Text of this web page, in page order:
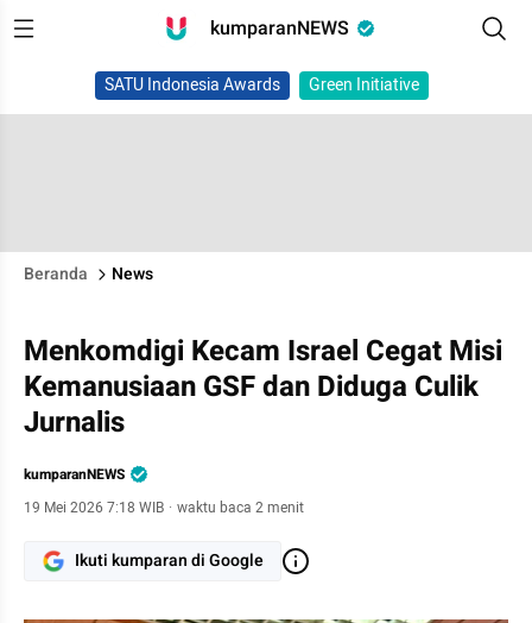
kumparanNEWS
SATU Indonesia Awards Green Initiative
Beranda News
Menkomdigi Kecam Israel Cegat Misi
Kemanusiaan GSF dan Diduga Culik
Jurnalis
kumparanNEWS
19 Mei 2026 7:18 WIB · waktu baca 2 menit
Ikuti kumparan di Google